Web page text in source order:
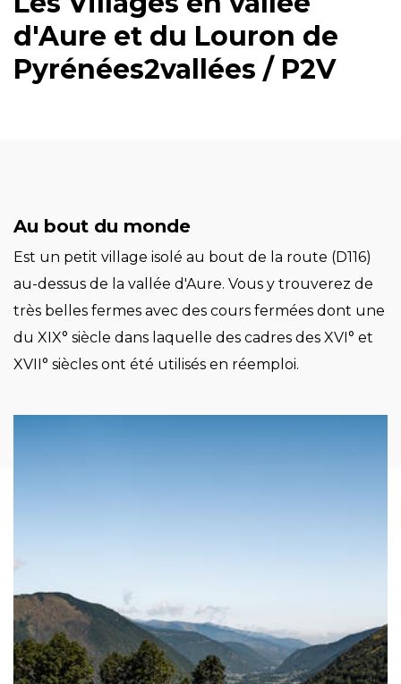
d'Aure et du Louron de
Pyrénées2vallées / P2V
Au bout du monde
Est un petit village isolé au bout de la route (D116)
au-dessus de la vallée d'Aure. Vous y trouverez de
très belles fermes avec des cours fermées dont une
du XIX° siècle dans laquelle des cadres des XVI° et
XVII° siècles ont été utilisés en réemploi.